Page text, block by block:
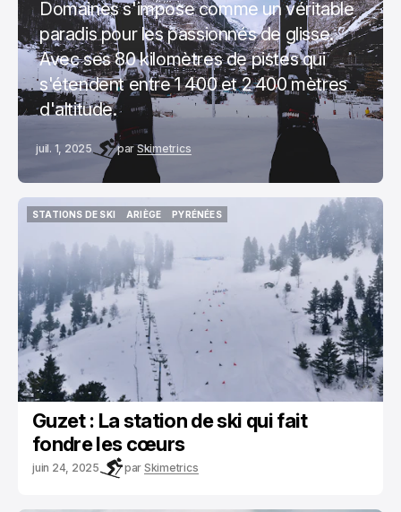
Domaines s'impose comme un véritable
paradis pour les passionnés de glisse.
Avec ses 80 kilomètres de pistes qui
s'étendent entre 1 400 et 2 400 mètres
d'altitude.
juil. 1, 2025 parSkimetrics
STATIONS DE SKI
ARIÈGE
PYRÉNÉES
Guzet : La station de ski qui fait
fondre les cœurs
juin 24, 2025 par Skimetrics